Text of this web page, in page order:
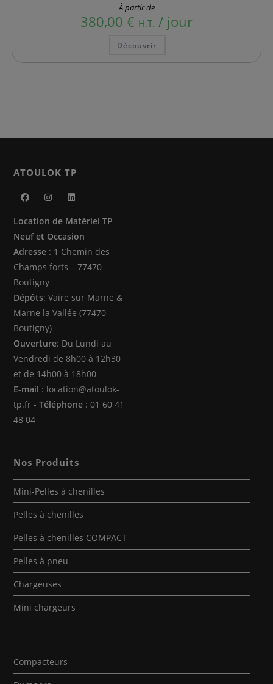
À partir de
380,00 € H.T. / jour
Découvrir
plusieurs
page
ATOULOK TP
dans
un
nouvel
onglet
dans
un
nouvel
onglet
dans
un
nouvel
onglet
Location de Matériel TP
Neuf et Occasion
Adresse : 1 Chemin des
Champs forts – 77470
Boutigny
Dépôts: Vaire sur Marne &
Marne la Vallée (77470 -
Boutigny)
Ouverture: Du Lundi au
Vendredi de 8h00 à 12h30
et de 14h00 à 18h00
E-mail : location@atoulok-
tp.fr -Téléphone : 01 60 41
48 04
Nos Produits
Mini-Pelles à chenilles
Pelles à chenilles
Pelles à chenilles COMPACT
Pelles à pneu
Chargeuses
Mini chargeurs
Compacteurs